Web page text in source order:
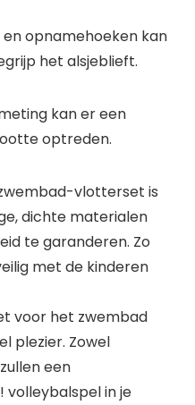
opnamehoeken kan
het alsjeblieft.
kan er een
optreden.
vlotterset is
dichte materialen
te garanderen. Zo
met de kinderen
voor het zwembad
plezier. Zowel
een
in je